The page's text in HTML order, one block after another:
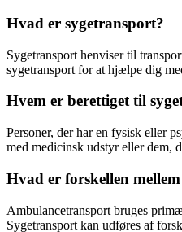
Hvad er sygetransport?
Sygetransport henviser til
sygetransport for at hjælpe dig
Hvem er berettiget til
Personer, der har en fysisk eller
med medicinsk udstyr eller dem,
Hvad er forskellen
Ambulancetransport bruges
Sygetransport kan udføres af